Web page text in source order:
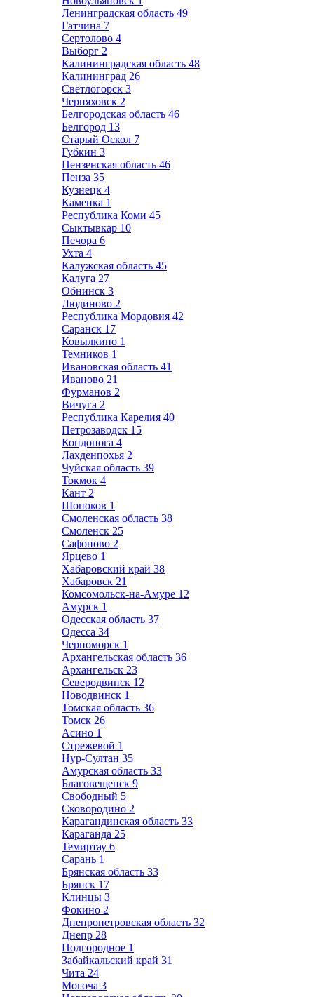
Ленинградская область 49
Гатчина 7
Сертолово 4
Выборг 2
Калининградская область 48
Калининград 26
Светлогорск 3
Черняховск 2
Белгородская область 46
Белгород 13
Старый Оскол 7
Губкин 3
Пензенская область 46
Пенза 35
Кузнецк 4
Каменка 1
Республика Коми 45
Сыктывкар 10
Печора 6
Ухта 4
Калужская область 45
Калуга 27
Обнинск 3
Людиново 2
Республика Мордовия 42
Саранск 17
Ковылкино 1
Темников 1
Ивановская область 41
Иваново 21
Фурманов 2
Вичуга 2
Республика Карелия 40
Петрозаводск 15
Кондопога 4
Лахденпохья 2
Чуйская область 39
Токмок 4
Кант 2
Шопоков 1
Смоленская область 38
Смоленск 25
Сафоново 2
Ярцево 1
Хабаровский край 38
Хабаровск 21
Комсомольск-на-Амуре 12
Амурск 1
Одесская область 37
Одесса 34
Черноморск 1
Архангельская область 36
Архангельск 23
Северодвинск 12
Новодвинск 1
Томская область 36
Томск 26
Асино 1
Стрежевой 1
Нур-Султан 35
Амурская область 33
Благовещенск 9
Свободный 5
Сковородино 2
Карагандинская область 33
Караганда 25
Темиртау 6
Сарань 1
Брянская область 33
Брянск 17
Клинцы 3
Фокино 2
Днепропетровская область 32
Днепр 28
Подгородное 1
Забайкальский край 31
Чита 24
Могоча 3